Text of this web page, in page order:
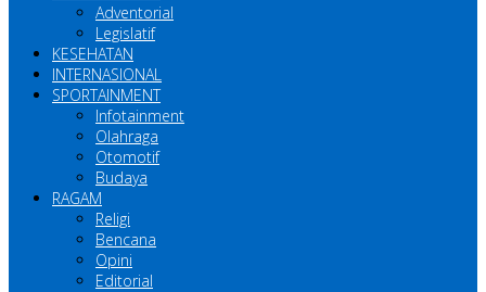
Adventorial
Legislatif
KESEHATAN
INTERNASIONAL
SPORTAINMENT
Infotainment
Olahraga
Otomotif
Budaya
RAGAM
Religi
Bencana
Opini
Editorial